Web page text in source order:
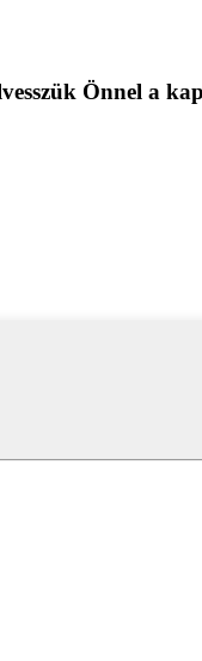
Önnel a